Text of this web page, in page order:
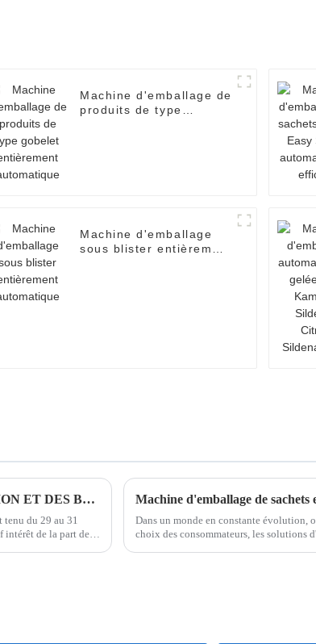
Machine d'emballage de
produits de type
Machine d'emballage
sous blister entièrement
BIENVENUE AU 111E SALON DE L'ALIMENTATION ET DES BOISSONS DE CHINE
du 29 au 31
de la part des
Dans un monde en constante
choix des consommateurs, les solutions